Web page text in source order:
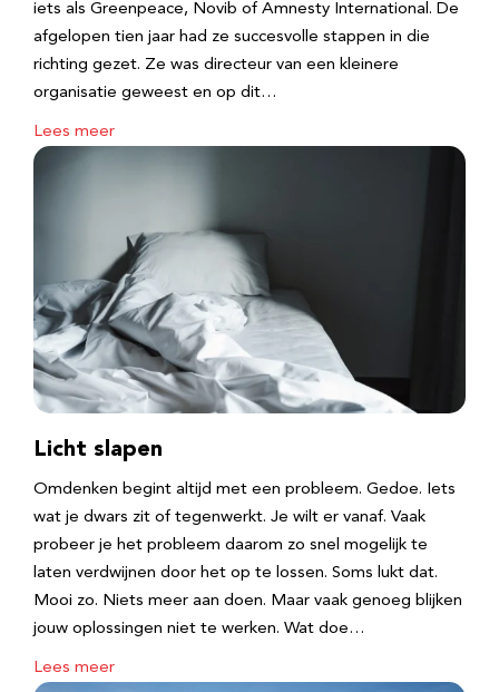
iets als Greenpeace, Novib of Amnesty International. De
afgelopen tien jaar had ze succesvolle stappen in die
richting gezet. Ze was directeur van een kleinere
organisatie geweest en op dit…
Lees meer
Licht slapen
Omdenken begint altijd met een probleem. Gedoe. Iets
wat je dwars zit of tegenwerkt. Je wilt er vanaf. Vaak
probeer je het probleem daarom zo snel mogelijk te
laten verdwijnen door het op te lossen. Soms lukt dat.
Mooi zo. Niets meer aan doen. Maar vaak genoeg blijken
jouw oplossingen niet te werken. Wat doe…
Lees meer